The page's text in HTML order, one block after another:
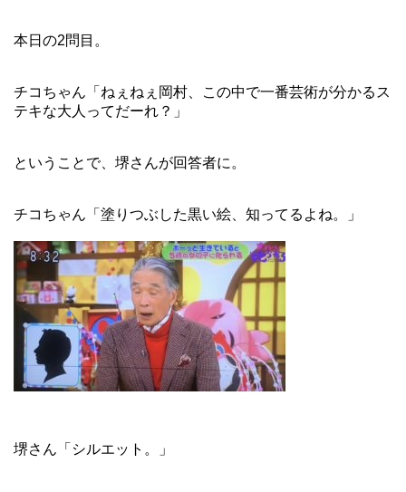
本日の2問目。
チコちゃん「ねぇねぇ岡村、この中で一番芸術が分かるス
テキな大人ってだーれ？」
ということで、堺さんが回答者に。
チコちゃん「塗りつぶした黒い絵、知ってるよね。」
堺さん「シルエット。」